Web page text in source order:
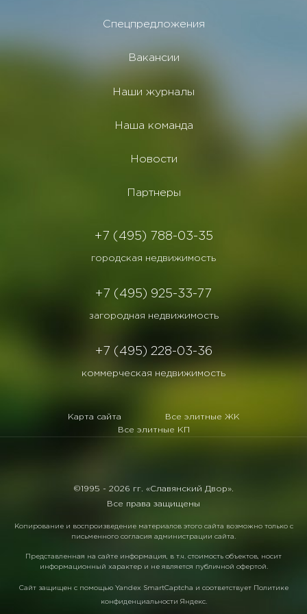
Спецпредложения
Вакансии
Наши журналы
Наша команда
Новости
Партнеры
+7 (495) 788-03-35
городская недвижимость
+7 (495) 925-33-77
загородная недвижимость
+7 (495) 228-03-36
коммерческая недвижимость
Карта сайта
Все элитные ЖК
Все элитные КП
©1995 - 2026 гг. «Славянский Двор».
Все права защищены
Копирование и воспроизведение материалов этого сайта возможно только с
письменного согласия администрации сайта.
Представленная на сайте информация, в т.ч. стоимость объектов, носит
информационный характер и не является публичной офертой.
Сайт защищен с помощью Yandex SmartCaptcha и соответствует Политике
конфиденциальности Яндекс.